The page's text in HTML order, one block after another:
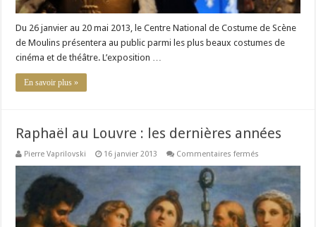
Du 26 janvier au 20 mai 2013, le Centre National de Costume de Scène
de Moulins présentera au public parmi les plus beaux costumes de
cinéma et de théâtre. L’exposition …
En savoir plus »
Raphaël au Louvre : les dernières années
Pierre Vaprilovski 16 janvier 2013 Commentaires fermés
au
les
dernières
années